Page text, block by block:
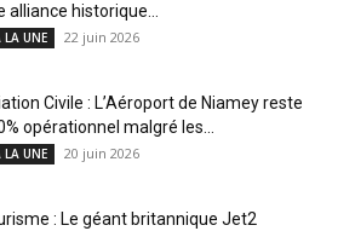
alliance historique...
LA UNE 22 juin 2026
Civile : L’Aéroport de Niamey reste
opérationnel malgré les...
LA UNE 20 juin 2026
: Le géant britannique Jet2